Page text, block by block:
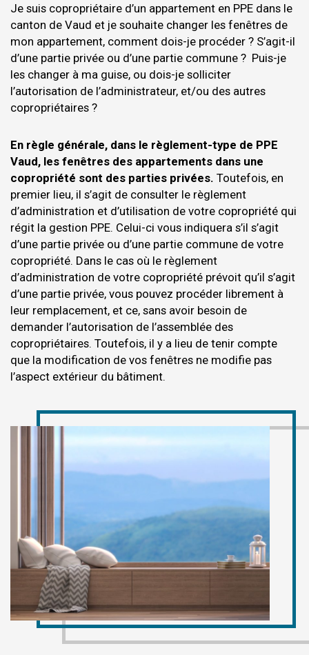
Je suis copropriétaire d’un appartement en PPE dans le
canton de Vaud et je souhaite changer les fenêtres de
mon appartement, comment dois-je procéder ? S’agit-il
d’une partie privée ou d’une partie commune ? Puis-je
les changer à ma guise, ou dois-je solliciter
l’autorisation de l’administrateur, et/ou des autres
copropriétaires ?
En règle générale, dans le règlement-type de PPE
Vaud, les fenêtres des appartements dans une
copropriété sont des parties privées. Toutefois, en
premier lieu, il s’agit de consulter le règlement
d’administration et d’utilisation de votre copropriété qui
régit la gestion PPE. Celui-ci vous indiquera s’il s’agit
d’une partie privée ou d’une partie commune de votre
copropriété. Dans le cas où le règlement
d’administration de votre copropriété prévoit qu’il s’agit
d’une partie privée, vous pouvez procéder librement à
leur remplacement, et ce, sans avoir besoin de
demander l’autorisation de l’assemblée des
copropriétaires. Toutefois, il y a lieu de tenir compte
que la modification de vos fenêtres ne modifie pas
l’aspect extérieur du bâtiment.